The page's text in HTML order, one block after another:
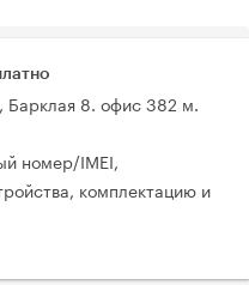
Барклая 8. офис 382 м.
номер/IMEI,
комплектацию и